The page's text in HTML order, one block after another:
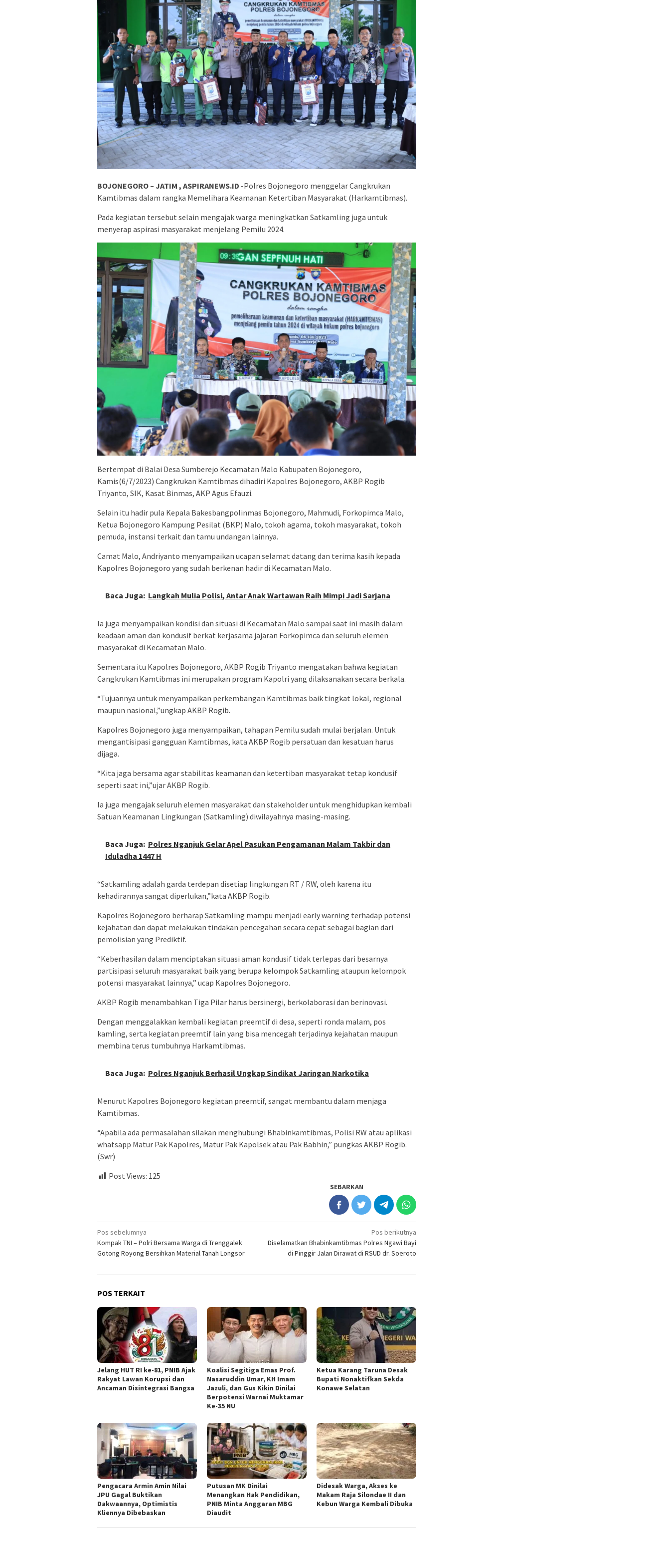
BOJONEGORO – JATIM , ASPIRANEWS.ID -Polres Bojonegoro menggelar Cangkrukan
Kamtibmas dalam rangka Memelihara Keamanan Ketertiban Masyarakat (Harkamtibmas).
Pada kegiatan tersebut selain mengajak warga meningkatkan Satkamling juga untuk
menyerap aspirasi masyarakat menjelang Pemilu 2024.
Bertempat di Balai Desa Sumberejo Kecamatan Malo Kabupaten Bojonegoro,
Kamis(6/7/2023) Cangkrukan Kamtibmas dihadiri Kapolres Bojonegoro, AKBP Rogib
Triyanto, SIK, Kasat Binmas, AKP Agus Efauzi.
Selain itu hadir pula Kepala Bakesbangpolinmas Bojonegoro, Mahmudi, Forkopimca Malo,
Ketua Bojonegoro Kampung Pesilat (BKP) Malo, tokoh agama, tokoh masyarakat, tokoh
pemuda, instansi terkait dan tamu undangan lainnya.
Camat Malo, Andriyanto menyampaikan ucapan selamat datang dan terima kasih kepada
Kapolres Bojonegoro yang sudah berkenan hadir di Kecamatan Malo.
Baca Juga: Langkah Mulia Polisi, Antar Anak Wartawan Raih Mimpi Jadi Sarjana
Ia juga menyampaikan kondisi dan situasi di Kecamatan Malo sampai saat ini masih dalam
keadaan aman dan kondusif berkat kerjasama jajaran Forkopimca dan seluruh elemen
masyarakat di Kecamatan Malo.
Sementara itu Kapolres Bojonegoro, AKBP Rogib Triyanto mengatakan bahwa kegiatan
Cangkrukan Kamtibmas ini merupakan program Kapolri yang dilaksanakan secara berkala.
“Tujuannya untuk menyampaikan perkembangan Kamtibmas baik tingkat lokal, regional
maupun nasional,”ungkap AKBP Rogib.
Kapolres Bojonegoro juga menyampaikan, tahapan Pemilu sudah mulai berjalan. Untuk
mengantisipasi gangguan Kamtibmas, kata AKBP Rogib persatuan dan kesatuan harus
dijaga.
“Kita jaga bersama agar stabilitas keamanan dan ketertiban masyarakat tetap kondusif
seperti saat ini,”ujar AKBP Rogib.
Ia juga mengajak seluruh elemen masyarakat dan stakeholder untuk menghidupkan kembali
Satuan Keamanan Lingkungan (Satkamling) diwilayahnya masing-masing.
Baca Juga: Polres Nganjuk Gelar Apel Pasukan Pengamanan Malam Takbir dan
Iduladha 1447 H
“Satkamling adalah garda terdepan disetiap lingkungan RT / RW, oleh karena itu
kehadirannya sangat diperlukan,”kata AKBP Rogib.
Kapolres Bojonegoro berharap Satkamling mampu menjadi early warning terhadap potensi
kejahatan dan dapat melakukan tindakan pencegahan secara cepat sebagai bagian dari
pemolisian yang Prediktif.
“Keberhasilan dalam menciptakan situasi aman kondusif tidak terlepas dari besarnya
partisipasi seluruh masyarakat baik yang berupa kelompok Satkamling ataupun kelompok
potensi masyarakat lainnya,” ucap Kapolres Bojonegoro.
AKBP Rogib menambahkan Tiga Pilar harus bersinergi, berkolaborasi dan berinovasi.
Dengan menggalakkan kembali kegiatan preemtif di desa, seperti ronda malam, pos
kamling, serta kegiatan preemtif lain yang bisa mencegah terjadinya kejahatan maupun
membina terus tumbuhnya Harkamtibmas.
Baca Juga: Polres Nganjuk Berhasil Ungkap Sindikat Jaringan Narkotika
Menurut Kapolres Bojonegoro kegiatan preemtif, sangat membantu dalam menjaga
Kamtibmas.
“Apabila ada permasalahan silakan menghubungi Bhabinkamtibmas, Polisi RW atau aplikasi
whatsapp Matur Pak Kapolres, Matur Pak Kapolsek atau Pak Babhin,” pungkas AKBP Rogib.
(Swr)
Post Views: 125
SEBARKAN
Navigasi
pos
Pos sebelumnya
Kompak TNI – Polri Bersama Warga di Trenggalek
Gotong Royong Bersihkan Material Tanah Longsor
Pos berikutnya
Diselamatkan Bhabinkamtibmas Polres Ngawi Bayi
di Pinggir Jalan Dirawat di RSUD dr. Soeroto
POS TERKAIT
Jelang HUT RI ke-81, PNIB Ajak
Rakyat Lawan Korupsi dan
Ancaman Disintegrasi Bangsa
Koalisi Segitiga Emas Prof.
Nasaruddin Umar, KH Imam
Jazuli, dan Gus Kikin Dinilai
Berpotensi Warnai Muktamar
Ke-35 NU
Ketua ‎Karang Taruna Desak
Bupati Nonaktifkan Sekda
Konawe Selatan
‎Pengacara Armin Amin Nilai
JPU Gagal Buktikan
Dakwaannya, Optimistis
Kliennya Dibebaskan
Putusan MK Dinilai
Menangkan Hak Pendidikan,
PNIB Minta Anggaran MBG
Diaudit
Didesak Warga, Akses ke
Makam Raja Silondae II dan
Kebun Warga Kembali Dibuka